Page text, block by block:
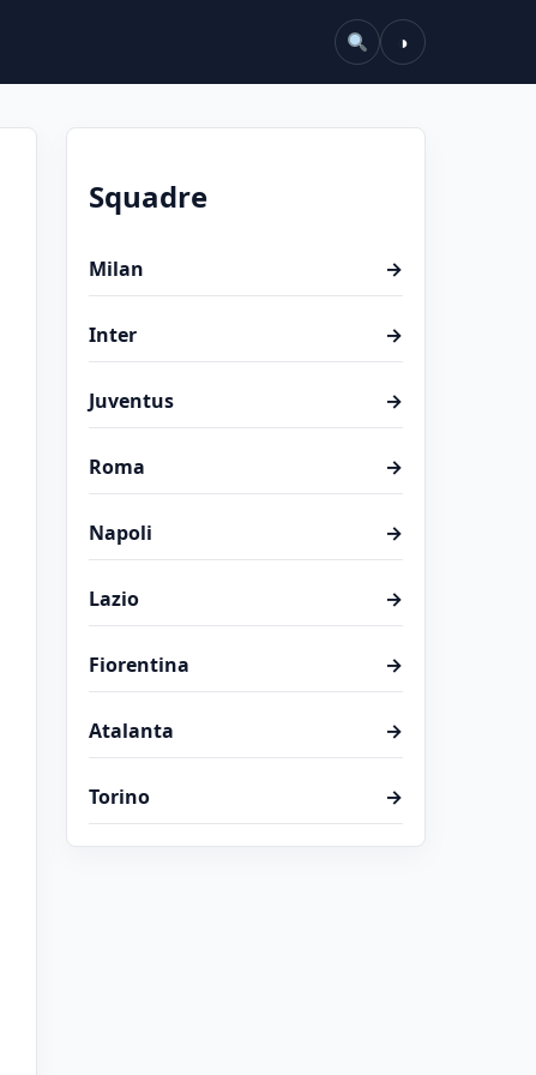
◑
Squadre
Milan →
Inter →
Juventus →
Roma →
Napoli →
Lazio →
Fiorentina →
Atalanta →
Torino →